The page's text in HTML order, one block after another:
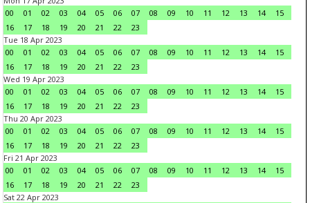
00
01 02 03 04 05 06 07 08 09 10 11 12 13 14
15
16
17 18 19 20 21 22
23
Tue 18 Apr 2023
00
01 02 03 04 05 06 07 08 09 10 11 12 13 14
15
16
17 18 19 20 21 22
23
Wed 19 Apr 2023
00
01 02 03 04 05 06 07 08 09 10 11 12 13 14
15
16
17 18 19 20 21 22
23
Thu 20 Apr 2023
00
01 02 03 04 05 06 07 08 09 10 11 12 13 14
15
16
17 18 19 20 21 22
23
Fri 21 Apr 2023
00
01 02 03 04 05 06 07 08 09 10 11 12 13 14
15
16
17 18 19 20 21 22
23
Sat 22 Apr 2023